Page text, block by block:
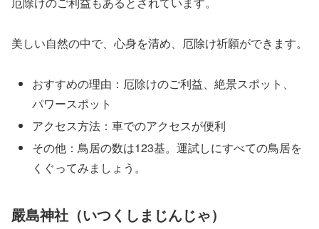
美しい自然の中で、心身を清め、厄除け祈願ができます。
おすすめの理由：厄除けのご利益、絶景スポット、
パワースポット
アクセス方法：車でのアクセスが便利
その他：鳥居の数は123基。運試しにすべての鳥居を
くぐってみましょう。
嚴島神社（いつくしまじんじゃ）